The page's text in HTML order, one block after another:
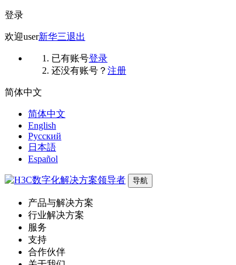
登录
欢迎user新华三退出
已有账号登录
还没有账号？ 注册
简体中文
简体中文
English
Русский
日本語
Español
导航
产品与解决方案
行业解决方案
服务
支持
合作伙伴